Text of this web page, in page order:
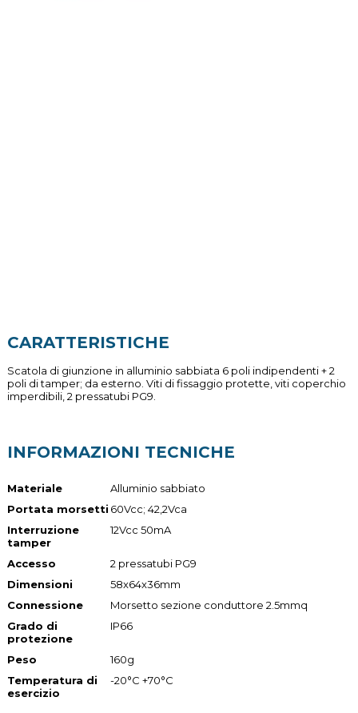
CARATTERISTICHE
Scatola di giunzione in alluminio sabbiata 6 poli indipendenti + 2
poli di tamper; da esterno. Viti di fissaggio protette, viti coperchio
imperdibili, 2 pressatubi PG9.
INFORMAZIONI TECNICHE
Materiale
Alluminio sabbiato
Portata morsetti 60Vcc; 42,2Vca
Interruzione
tamper
12Vcc 50mA
Accesso
2 pressatubi PG9
Dimensioni
58x64x36mm
Connessione
Morsetto sezione conduttore 2.5mmq
Grado di
protezione
IP66
Peso
160g
Temperatura di
esercizio
-20°C +70°C